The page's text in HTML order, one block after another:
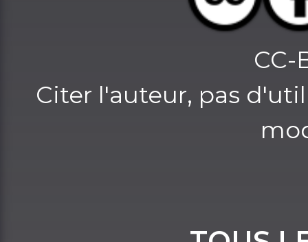
CC-
Citer l'auteur, pas